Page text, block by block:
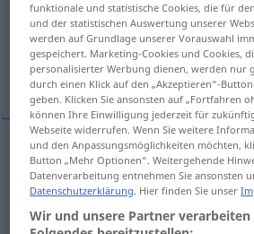
Übersicht aller Übersetzungen
(Für mehr Details die Übersetzung
convenir être apte
Beispiele
sich eignenfür
convenir ( à),(comme)
funktionale und statistische Cookies, die für
und der statistischen Auswertung unserer
werden auf Grundlage unserer Vorauswahl
gespeichert. Marketing-Cookies und Cookies,
personalisierter Werbung dienen, werden nur
durch einen Klick auf den „Akzeptieren“-
geben. Klicken Sie ansonsten auf „Fortfahren
können Ihre Einwilligung jederzeit für
Webseite widerrufen. Wenn Sie weitere
und den Anpassungsmöglichkeiten möchten,
Button „Mehr Optionen“. Weitergehende
Datenverarbeitung entnehmen Sie ansonsten
Datenschutzerklärung. Hier finden Sie unser
Wir und unsere Partner verarbeiten